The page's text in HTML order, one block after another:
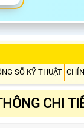
SỐ KỸ THUẬT
CHI